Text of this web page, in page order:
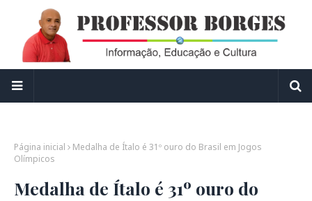
Página inicial
Medalha de Ítalo é 31º ouro do Brasil em Jogos
Olímpicos
Medalha de Ítalo é 31º ouro do